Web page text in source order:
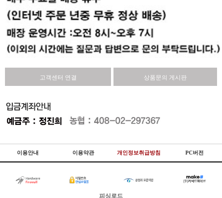
고객센터 연결 상품문의 게시판
이용안내 이용약관 개인정보취급방침 PC버전
피싱로드